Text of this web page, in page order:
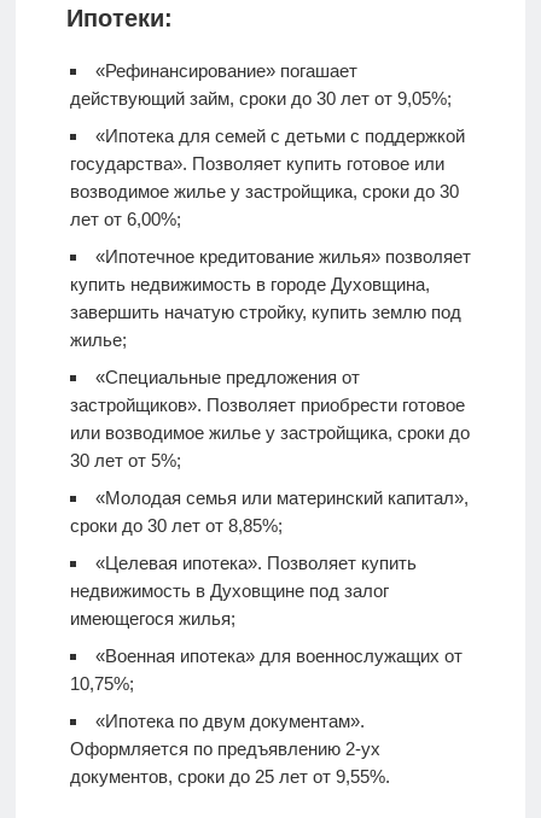
Ипотеки:
«Рефинансирование» погашает
действующий займ, сроки до 30 лет от 9,05%;
«Ипотека для семей с детьми с поддержкой
государства». Позволяет купить готовое или
возводимое жилье у застройщика, сроки до 30
лет от 6,00%;
«Ипотечное кредитование жилья» позволяет
купить недвижимость в городе Духовщина,
завершить начатую стройку, купить землю под
жилье;
«Специальные предложения от
застройщиков». Позволяет приобрести готовое
или возводимое жилье у застройщика, сроки до
30 лет от 5%;
«Молодая семья или материнский капитал»,
сроки до 30 лет от 8,85%;
«Целевая ипотека». Позволяет купить
недвижимость в Духовщине под залог
имеющегося жилья;
«Военная ипотека» для военнослужащих от
10,75%;
«Ипотека по двум документам».
Оформляется по предъявлению 2-ух
документов, сроки до 25 лет от 9,55%.